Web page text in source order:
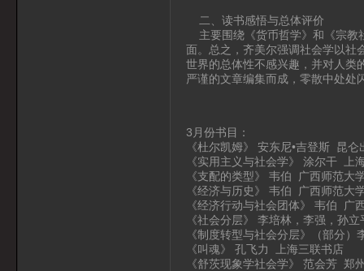
二、读书感悟与总体评价
主要围绕《货币哲学》和《宗教
面。总之，齐美尔强调社会学以社
世界的总体性不感兴趣，并对人类
严谨的文章编集而成，零散中处处
3月份书目：
《杜尔凯姆》 安东尼•吉登斯 昆仑
《实用主义与社会学》 涂尔干 上
《支配的类型》 韦伯 广西师范大
《经济与历史》 韦伯 广西师范大
《经济行动与社会团体》 韦伯 广
《社会分层》 李培林，李强，孙
《制度转型与社会分层》（部分
《叫魂》 孔飞力 上海三联书店
《舒茨现象学社会学》 范会芳 郑